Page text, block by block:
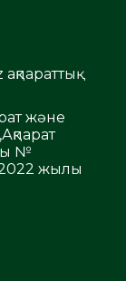
және
№
жылы